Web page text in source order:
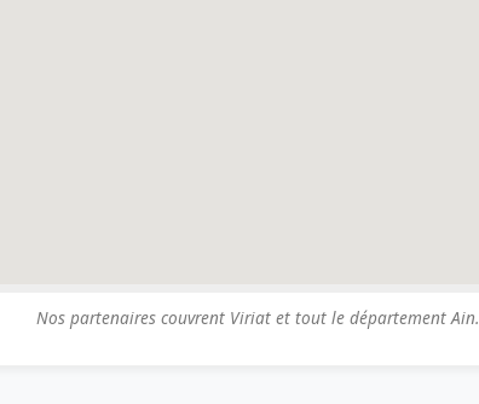
Nos partenaires couvrent Viriat et tout le département Ain.